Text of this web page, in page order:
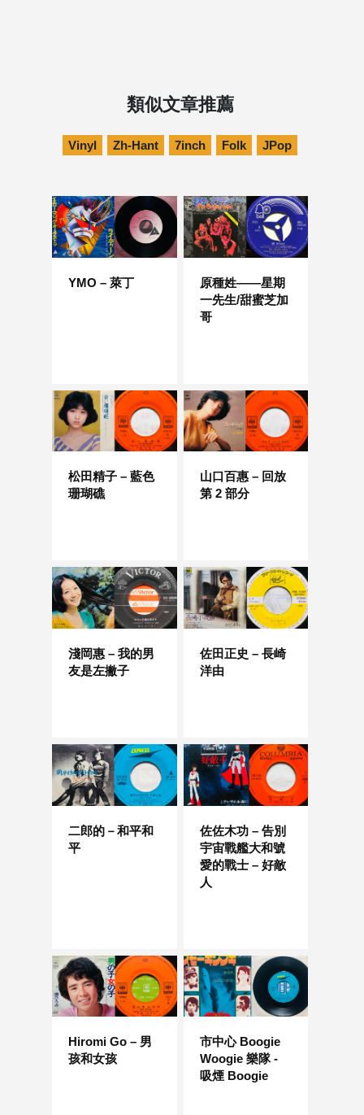
類似文章推薦
Vinyl Zh-Hant 7inch Folk JPop
YMO – 萊丁
原種姓——星期
一先生/甜蜜芝加
哥
松田精子 – 藍色
珊瑚礁
山口百惠 – 回放
第 2 部分
淺岡惠 – 我的男
友是左撇子
佐田正史 – 長崎
洋由
二郎的－和平和
平
佐佐木功 – 告別
宇宙戰艦大和號
愛的戰士 – 好敵
人
Hiromi Go – 男
孩和女孩
市中心 Boogie
Woogie 樂隊 -
吸煙 Boogie